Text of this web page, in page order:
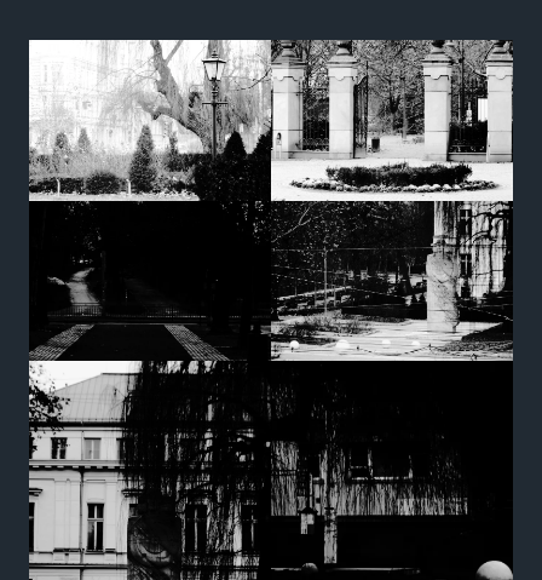
na podstawie
tego, jak
strona jest
używana.
Doświadczenie
Aby nasza
strona
internetowa
działała jak
najlepiej
podczas
twojego
przejścia na nią.
Jeśli odrzucisz te
pliki cookie,
niektóre funkcje
znikną ze strony
internetowej.